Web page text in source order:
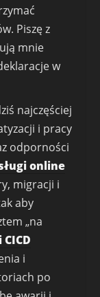
Piszę z
mnie
w
najczęściej
i pracy
odporności
online
migracji i
aby
„na
i
po